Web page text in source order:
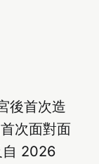
後首次造
次面對面
自 2026